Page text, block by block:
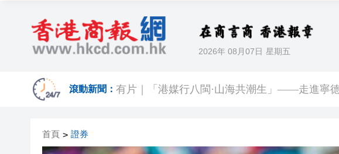
2026年 08月07日 星期五
滾動新聞： 有片｜「港媒行八閩·山海共潮生」——走進寧
首頁 > 證券